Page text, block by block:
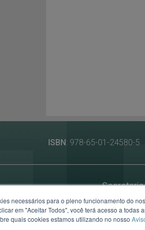
ISBN: 978-65-01-24580-5
Av. Borges de
necessários para o pleno funcionamento do
em "Aceitar Todos", você terá acesso a
quais cookies estamos utilizando no nosso